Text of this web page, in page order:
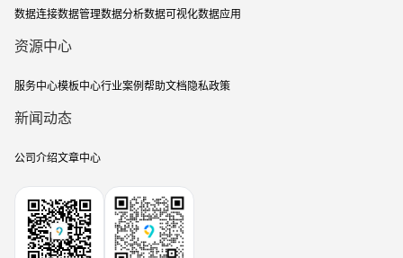
数据连接数据管理数据分析数据可视化数据应用
资源中心
服务中心模板中心行业案例帮助文档隐私政策
新闻动态
公司介绍文章中心